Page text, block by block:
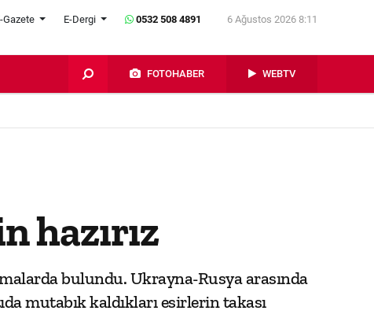
Gazete E-Dergi 0532 508 4891 6 Ağustos 2026 8:11
FOTOHABER WEBTV
hazırız
bulundu. Ukrayna-Rusya arasında
mutabık kaldıkları esirlerin takası